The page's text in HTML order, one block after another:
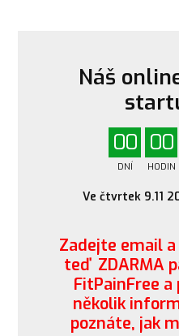
Náš
00
DNÍ
00
HODIN
Ve čtvrtek 9.11
Zadejte email
teď ZDARMA
FitPainFree
několik
poznáte, jak